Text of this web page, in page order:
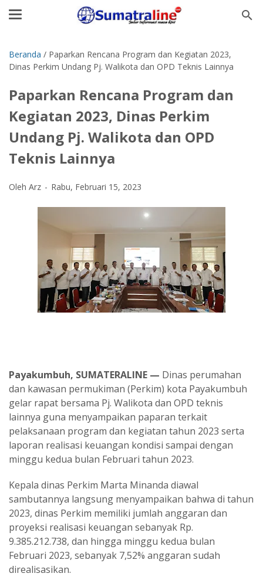
Beranda / Paparkan Rencana Program dan Kegiatan 2023,
Dinas Perkim Undang Pj. Walikota dan OPD Teknis Lainnya
Paparkan Rencana Program dan
Kegiatan 2023, Dinas Perkim
Undang Pj. Walikota dan OPD
Teknis Lainnya
Oleh Arz Rabu, Februari 15, 2023
Payakumbuh, SUMATERALINE — Dinas perumahan
dan kawasan permukiman (Perkim) kota Payakumbuh
gelar rapat bersama Pj. Walikota dan OPD teknis
lainnya guna menyampaikan paparan terkait
pelaksanaan program dan kegiatan tahun 2023 serta
laporan realisasi keuangan kondisi sampai dengan
minggu kedua bulan Februari tahun 2023.
Kepala dinas Perkim Marta Minanda diawal
sambutannya langsung menyampaikan bahwa di tahun
2023, dinas Perkim memiliki jumlah anggaran dan
proyeksi realisasi keuangan sebanyak Rp.
9.385.212.738, dan hingga minggu kedua bulan
Februari 2023, sebanyak 7,52% anggaran sudah
direalisasikan.